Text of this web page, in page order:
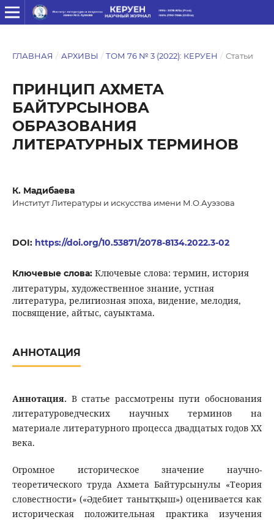
ГЛАВНАЯ / АРХИВЫ / ТОМ 76 № 3 (2022): КЕРУЕН / Статьи
ПРИНЦИП АХМЕТА
БАЙТУРСЫНОВА
ОБРАЗОВАНИЯ
ЛИТЕРАТУРНЫХ ТЕРМИНОВ
К. Мадибаева
Институт Литературы и искусства имени М.О.Ауэзова
DOI: https://doi.org/10.53871/2078-8134.2022.3-02
Ключевые слова: Ключевые слова: термин, история
литературы, художественное знание, устная
литература, религиозная эпоха, видение, мелодия,
посвящение, айтыс, сауыктама.
АННОТАЦИЯ
Аннотация. В статье рассмотрены пути обоснования
литературоведческих научных терминов на
материале литературного процесса двадцатых годов ХХ
века.
Огромное историческое значение научно-
теоретического труда Ахмета Байтурсынулы «Теория
словестности» («Әдебиет танытқыш») оценивается как
историческая положительная практика изучения